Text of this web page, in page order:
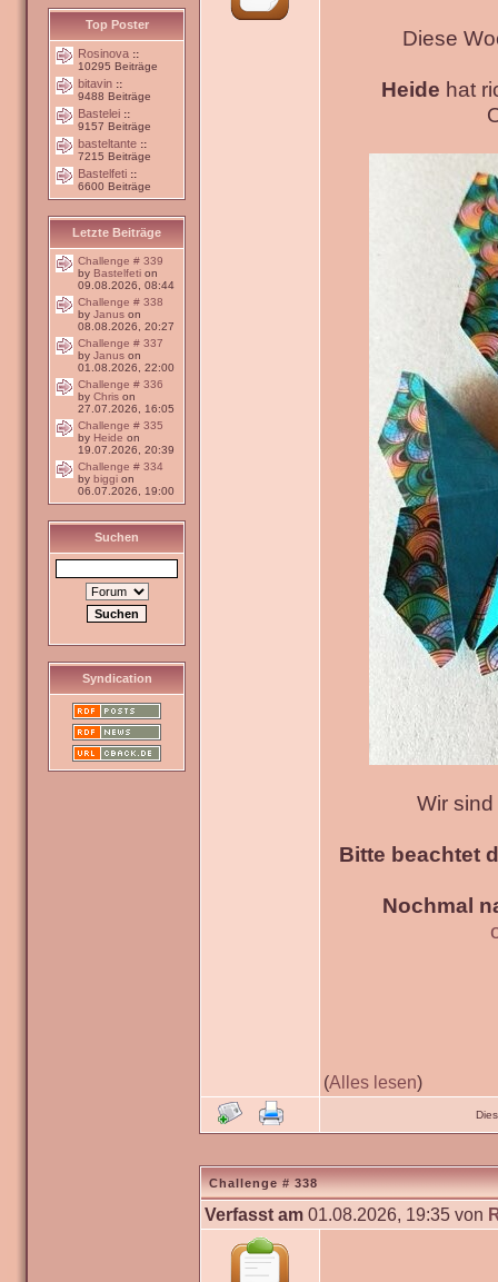
Top Poster
Rosinova ::
10295 Beiträge
bitavin ::
9488 Beiträge
Bastelei ::
9157 Beiträge
basteltante ::
7215 Beiträge
Bastelfeti ::
6600 Beiträge
Letzte Beiträge
Challenge # 339
by Bastelfeti on
09.08.2026, 08:44
Challenge # 338
by Janus on
08.08.2026, 20:27
Challenge # 337
by Janus on
01.08.2026, 22:00
Challenge # 336
by Chris on
27.07.2026, 16:05
Challenge # 335
by Heide on
19.07.2026, 20:39
Challenge # 334
by biggi on
06.07.2026, 19:00
Suchen
Syndication
Diese
Heide hat
Wir
Bitte beachtet
Nochmal
(Alles lesen)
Challenge # 338
Verfasst am 01.08.2026, 19:35 von